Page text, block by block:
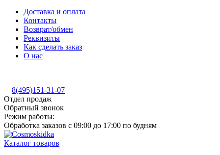
Доставка и оплата
Контакты
Возврат/обмен
Реквизиты
Как сделать заказ
О нас
8(495)151-31-07
Отдел продаж
Обратный звонок
Режим работы:
Обработка заказов с 09:00 до 17:00 по будням
Каталог товаров